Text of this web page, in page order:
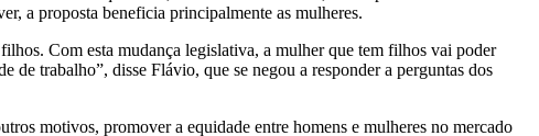
a proposta beneficia principalmente as mulheres.
Com esta mudança legislativa, a mulher que tem filhos vai poder
trabalho”, disse Flávio, que se negou a responder a perguntas dos
motivos, promover a equidade entre homens e mulheres no mercado